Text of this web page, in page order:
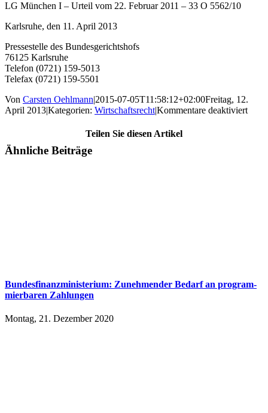
LG München I – Urteil vom 22. Februar 2011 – 33 O 5562/10
Karlsruhe, den 11. April 2013
Pressestelle des Bundesgerichtshofs
76125 Karlsruhe
Telefon (0721) 159-5013
Telefax (0721) 159-5501
Von Carsten Oehlmann|2015-07-05T11:58:12+02:00Freitag, 12.
April 2013|Kategorien: Wirtschaftsrecht|Kommentare deaktiviertfür
Teilen Sie diesen Artikel
Facebook
X
LinkedIn
WhatsApp
E-
Ähnliche Beiträge
Bundesfinanzministerium: Zu­neh­men­der Be­darf an pro­gram­
mier­ba­ren Zah­lun­gen
Montag, 21. Dezember 2020